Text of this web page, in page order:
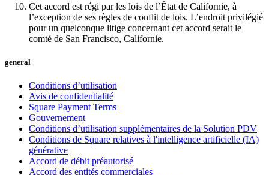
Programmes de fidélisation
Répertoire de clients
Plateforme d’applications
Découvrir
Quarts de travail
Accès avancé
Cet accord est régi par les lois de l’État de Californie, à
l’exception de ses règles de conflit de lois. L’endroit privilégié
pour un quelconque litige concernant cet accord serait le
comté de San Francisco, Californie.
general
Conditions d’utilisation
Avis de confidentialité
Square Payment Terms
Gouvernement
Conditions d’utilisation supplémentaires de la Solution PDV
Conditions de Square relatives à l'intelligence artificielle (IA)
générative
Accord de débit préautorisé
Accord des entités commerciales